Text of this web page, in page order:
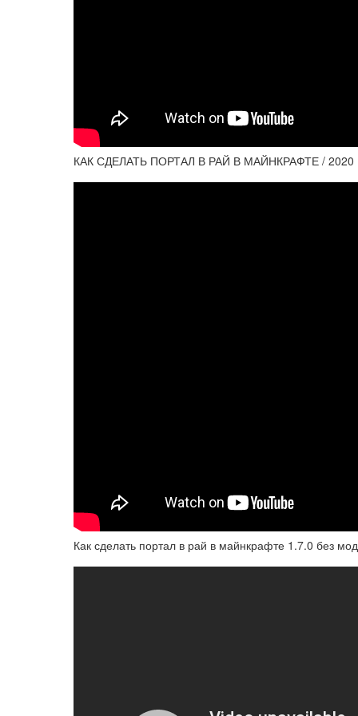
КАК СДЕЛАТЬ ПОРТАЛ В РАЙ В МАЙНКРАФТЕ / 2020
Как сделать портал в рай в майнкрафте 1.7.0 без